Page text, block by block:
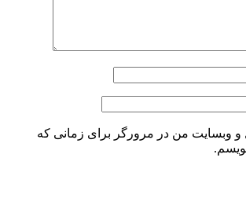
و وبسایت من در مرورگر برای زمانی که